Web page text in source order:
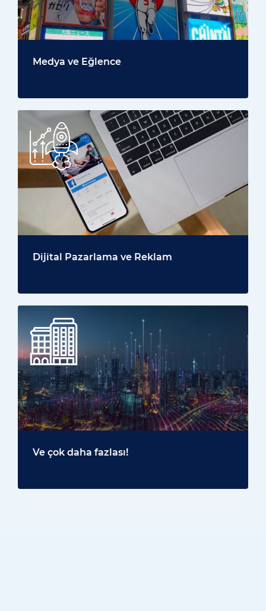
Medya ve Eğlence
Dijital Pazarlama ve Reklam
Ve çok daha fazlası!